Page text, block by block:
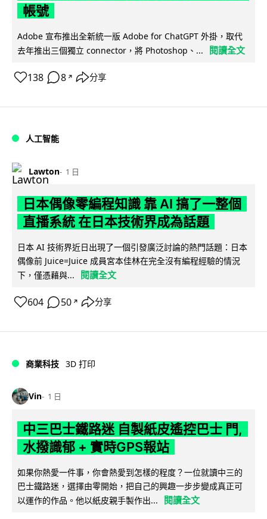
帳號
Adobe 宣布推出全新統一版 Adobe for ChatGPT 外掛，取代
去年推出三個獨立 connector，將 Photoshop、...
閱讀全文
138 8 ↗ 分享
人工智能
Lawton 1 日
日本偶像零編程知識 靠 AI 搞了一整個
直播系統 在日本技術界成為話題
日本 AI 技術界近日出現了一個引發廣泛討論的熱門話題：日本
偶像前 Juice=Juice 成員宮本佳林在完全沒有編程經驗的情況
下，僅憑藉與...
閱讀全文
604 50 ↗ 分享
商業科技 3D 打印
Vin 1 日
中三巴士鐵路迷 自製紙皮遙控巴士 門,
水撥識郁 + 實時GPS報站
如果你熱愛一件事，你會熱愛到怎樣的程度？一位就讀中三的
巴士鐵路迷，選擇由零開始，把自己的興趣一步步變成真正可
以運作的作品。他以紙皮親手製作出...
閱讀全文